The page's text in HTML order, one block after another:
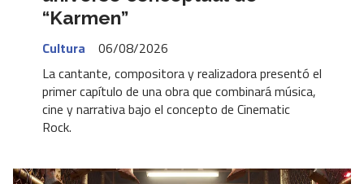
“Karmen”
Cultura
06/08/2026
La cantante, compositora y realizadora presentó el
primer capítulo de una obra que combinará música,
cine y narrativa bajo el concepto de Cinematic
Rock.